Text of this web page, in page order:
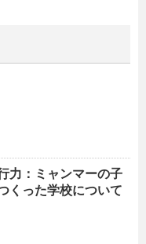
力：ミャンマーの子
くった学校について